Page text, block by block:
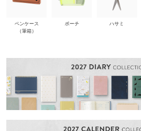
ペンケース
（筆箱）
ポーチ ハサミ